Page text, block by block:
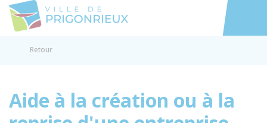
Accéder
Retour
Aide à la création ou à la